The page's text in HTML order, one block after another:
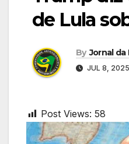
de Lula
By Jornal
JUL 8, 2025
Post Views: 58